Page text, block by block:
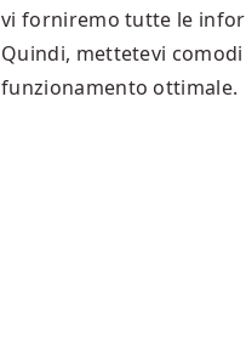
vi forniremo tutte le
Quindi, mettetevi
funzionamento ottimale.